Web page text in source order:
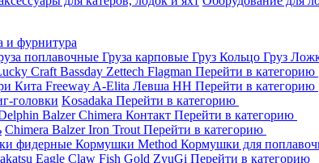
и фурнитура
поплавочные Груза карповые Груз Кольцо Груз
Craft Bassday Zettech Flagman Перейти в категорию
Кита Freeway A-Elita Левша НН Перейти в категорию
головки Kosadaka Перейти в категорию
BalzerChimera Контакт Перейти в категорию
Chimera BalzerIron Trout Перейти в категорию
фидерные Кормушки Method Кормушки для
Eagle Claw Fish Gold ZyuGi Перейти в категорию